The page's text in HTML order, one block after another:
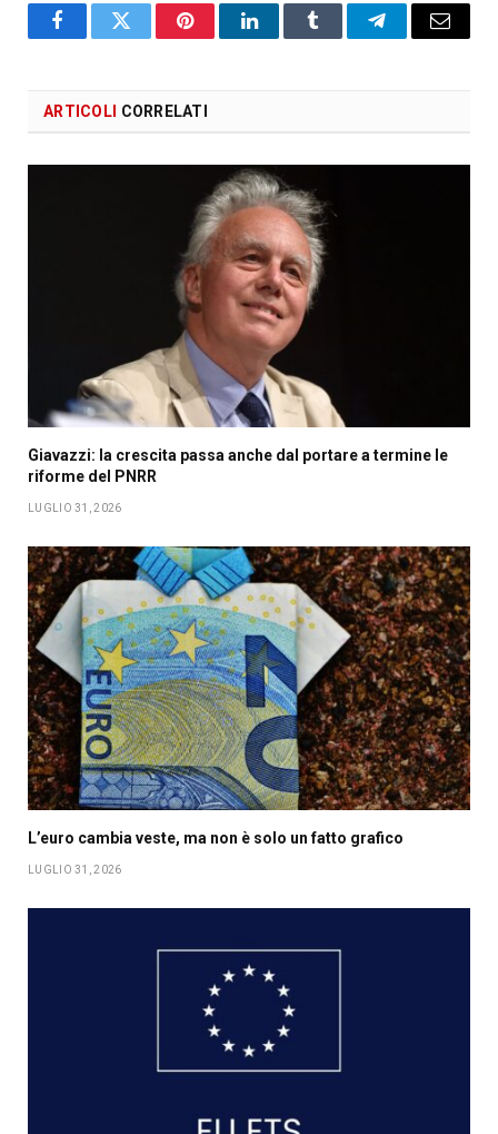
Facebook
X PinterestLinkedInTumblr TelegramEmail
ARTICOLI CORRELATI
Giavazzi: la crescita passa anche dal portare a termine le
riforme del PNRR
LUGLIO 31, 2026
L’euro cambia veste, ma non è solo un fatto grafico
LUGLIO 31, 2026